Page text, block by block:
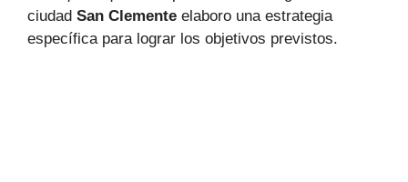
ciudad San Clemente elaboro una estrategia
específica para lograr los objetivos previstos.